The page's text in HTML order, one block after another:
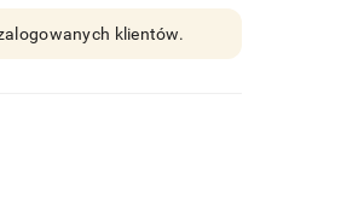
klientów.